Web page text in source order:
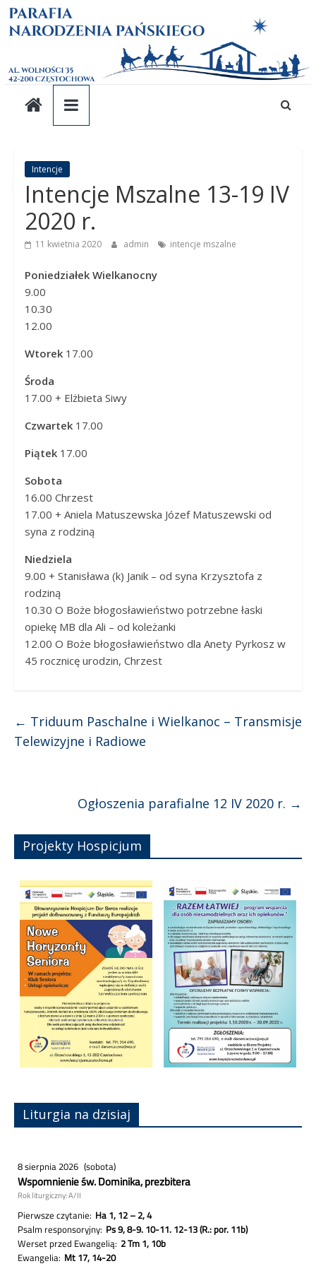
Skip
toParafia
pw.
Narodzenia
Parafia
pw.
Narodzenia
Pańskiego
Intencje
Intencje Mszalne 13-19 IV
2020 r.
11 kwietnia 2020 admin intencje mszalne
Poniedziałek Wielkanocny
9.00
10.30
12.00
Wtorek17.00
Środa
17.00 + Elżbieta Siwy
Czwartek17.00
Piątek17.00
Sobota
16.00 Chrzest
17.00 + Aniela Matuszewska Józef Matuszewski od
syna z rodziną
Niedziela
9.00 + Stanisława (k) Janik – od syna Krzysztofa z
rodziną
10.30 O Boże błogosławieństwo potrzebne łaski
opiekę MB dla Ali – od koleżanki
12.00 O Boże błogosławieństwo dla Anety Pyrkosz w
45 rocznicę urodzin, Chrzest
← Triduum Paschalne i Wielkanoc – Transmisje
Telewizyjne i Radiowe
Ogłoszenia parafialne 12 IV 2020 r. →
Projekty Hospicjum
Liturgia na dzisiaj